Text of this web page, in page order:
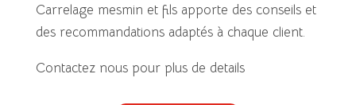
Carrelage mesmin et fils apporte des conseils et
des recommandations adaptés à chaque client.
Contactez nous pour plus de details